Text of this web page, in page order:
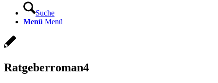
Suche
Menü Menü
Ratgeberroman4